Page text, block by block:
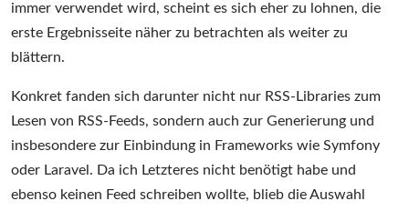
immer verwendet wird, scheint es sich eher zu lohnen, die
erste Ergebnisseite näher zu betrachten als weiter zu
blättern.
Konkret fanden sich darunter nicht nur RSS-Libraries zum
Lesen von RSS-Feeds, sondern auch zur Generierung und
insbesondere zur Einbindung in Frameworks wie Symfony
oder Laravel. Da ich Letzteres nicht benötigt habe und
ebenso keinen Feed schreiben wollte, blieb die Auswahl